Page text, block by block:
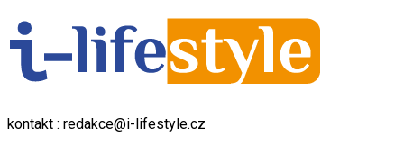
kontakt : redakce@i-lifestyle.cz